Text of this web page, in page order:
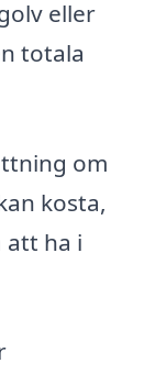
eller
totala
om
kosta,
att ha i